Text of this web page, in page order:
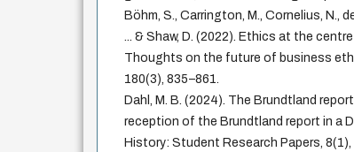
Böhm, S., Carrington, M., Cornelius, N.,
... & Shaw, D. (2022). Ethics at the
Thoughts on the future of business
180(3), 835–861.
Dahl, M. B. (2024). The Brundtland
reception of the Brundtland report in a
History: Student Research Papers, 8(1),